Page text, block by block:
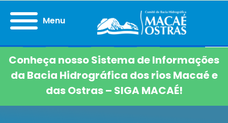
Menu
Conheça nosso Sistema de Informações
da Bacia Hidrográfica dos rios Macaé e
das Ostras – SIGA MACAÉ!